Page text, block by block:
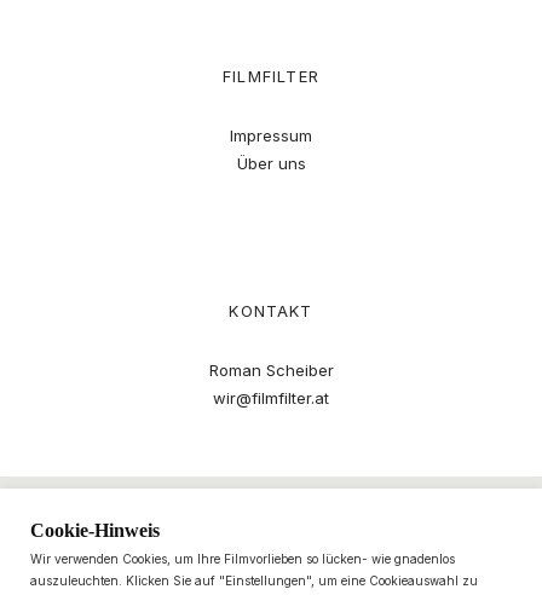
FILMFILTER
Impressum
Über uns
KONTAKT
Roman Scheiber
wir@filmfilter.at
Cookie-Hinweis
Wir verwenden Cookies, um Ihre Filmvorlieben so lücken- wie gnadenlos
auszuleuchten. Klicken Sie auf "Einstellungen", um eine Cookieauswahl zu